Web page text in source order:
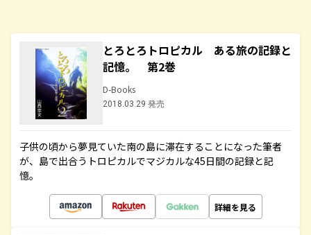
とろとろトロピカル ある旅の記録と
記憶。 第2巻
D-Books
2018.03.29 発売
子供の頃から夢見ていた南の島に滞在することになった筆者
が、島で出合うトロピカルでマジカルな45日間の記録と記
憶。
詳細を見る